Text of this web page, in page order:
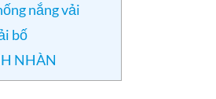
nắng vải
bố
NHÀN